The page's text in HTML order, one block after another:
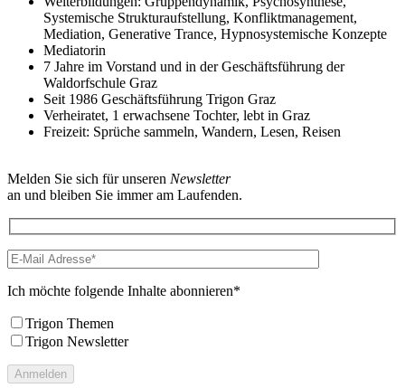
Systemische Strukturaufstellung, Konfliktmanagement,
Mediation, Generative Trance, Hypnosystemische Konzepte
Mediatorin
7 Jahre im Vorstand und in der Geschäftsführung der
Waldorfschule Graz
Seit 1986 Geschäftsführung Trigon Graz
Verheiratet, 1 erwachsene Tochter, lebt in Graz
Freizeit: Sprüche sammeln, Wandern, Lesen, Reisen
Melden Sie sich für unseren Newsletter
an und bleiben Sie immer am Laufenden.
Ich möchte folgende Inhalte abonnieren*
Trigon Themen
Trigon Newsletter